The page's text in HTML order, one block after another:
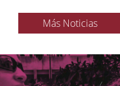
Más Noticias